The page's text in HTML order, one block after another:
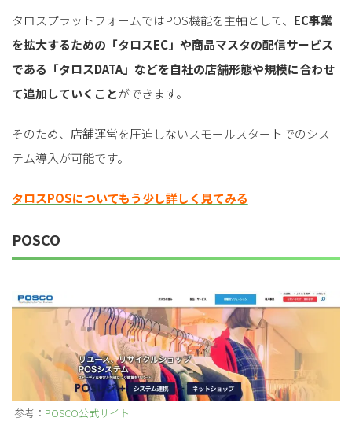
タロスプラットフォームではPOS機能を主軸として、 EC事業
を拡大するための「タロスEC」や商品マスタの配信サービス
である「タロスDATA」などを自社の店舗形態や規模に合わせ
て追加していくことができます。
そのため、店舗運営を圧迫しないスモールスタートでのシス
テム導入が可能です。
タロスPOSについてもう少し詳しく見てみる
POSCO
参考： POSCO公式サイト